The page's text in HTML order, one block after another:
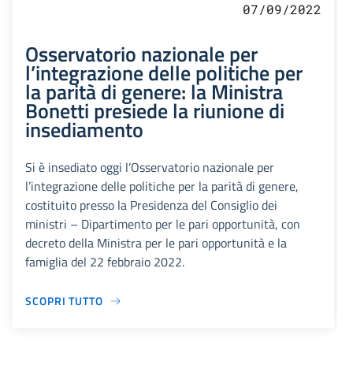
07/09/2022
Osservatorio nazionale per
l’integrazione delle politiche per
la parità di genere: la Ministra
Bonetti presiede la riunione di
insediamento
Si è insediato oggi l’Osservatorio nazionale per
l’integrazione delle politiche per la parità di genere,
costituito presso la Presidenza del Consiglio dei
ministri – Dipartimento per le pari opportunità, con
decreto della Ministra per le pari opportunità e la
famiglia del 22 febbraio 2022.
SCOPRI TUTTO